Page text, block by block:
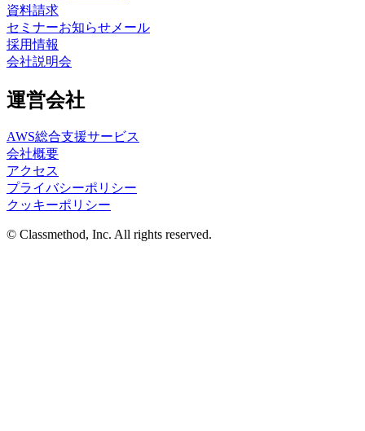
資料請求
セミナーお知らせメール
採用情報
会社説明会
運営会社
AWS総合支援サービス
会社概要
アクセス
プライバシーポリシー
クッキーポリシー
© Classmethod, Inc. All rights reserved.